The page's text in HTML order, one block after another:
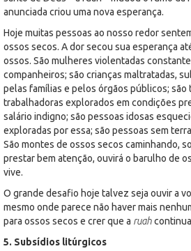
anunciada criou uma nova esperança.
Hoje muitas pessoas ao nosso redor
ossos secos. A dor secou sua esperança
ossos. São mulheres violentadas
companheiros; são crianças maltratadas,
pelas famílias e pelos órgãos públicos; são
trabalhadoras explorados em condições
salário indigno; são pessoas idosas
exploradas por essa; são pessoas sem
São montes de ossos secos caminhando,
prestar bem atenção, ouvirá o barulho de
vive.
O grande desafio hoje talvez seja ouvir a
mesmo onde parece não haver mais
para ossos secos e crer que a ruah
5. Subsídios litúrgicos